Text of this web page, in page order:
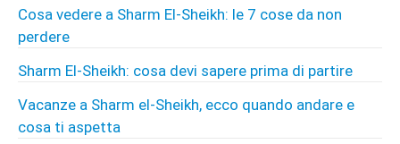
Cosa vedere a Sharm El-Sheikh: le 7 cose da non
perdere
Sharm El-Sheikh: cosa devi sapere prima di partire
Vacanze a Sharm el-Sheikh, ecco quando andare e
cosa ti aspetta